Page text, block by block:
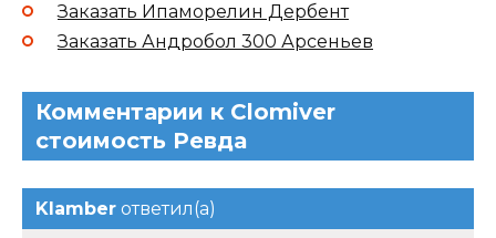
Заказать Ипаморелин Дербент
Заказать Андробол 300 Арсеньев
Комментарии к Clomiver
стоимость Ревда
Klamber ответил(а)